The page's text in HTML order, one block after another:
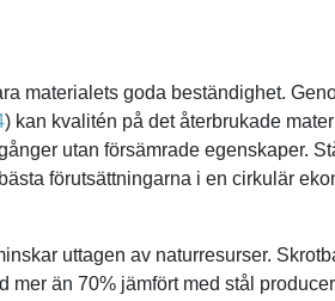
materialets goda beständighet.
) kan kvalitén på det återbrukade
utan försämrade egenskaper.
förutsättningarna i en cirkulär
uttagen av naturresurser.
mer än 70% jämfört med stål